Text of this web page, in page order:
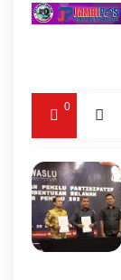
0